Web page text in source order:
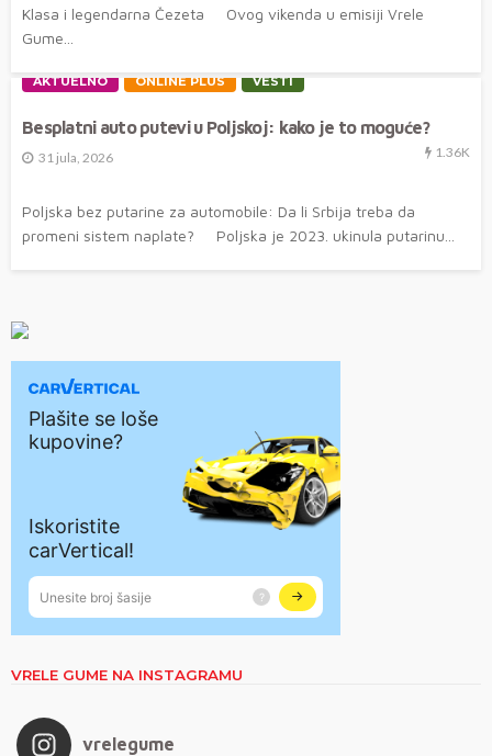
Klasa i legendarna Čezeta Ovog vikenda u emisiji Vrele
Gume...
AKTUELNO ONLINE PLUS VESTI
Besplatni auto putevi u Poljskoj: kako je to moguće?
31 jula, 2026 1.36K
Poljska bez putarine za automobile: Da li Srbija treba da
promeni sistem naplate? Poljska je 2023. ukinula putarinu...
VRELE GUME NA INSTAGRAMU
vrelegume